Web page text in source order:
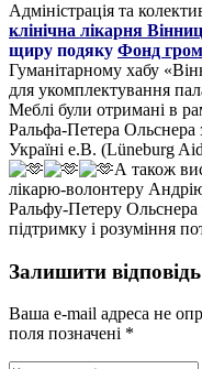
Адміністрація та
клінічна лікарня
щиру подяку Фонд
Гуманітарному хабу
для укомплектування
Меблі були отримані в
Ральфа-Петера Ольснера
Україні е.В. (Lüneburg
А також
лікарю-волонтеру
Ральфу-Петеру Ольснера
підтримку і розуміння
Залишити відповідь
Ваша e-mail адреса не
поля позначені *